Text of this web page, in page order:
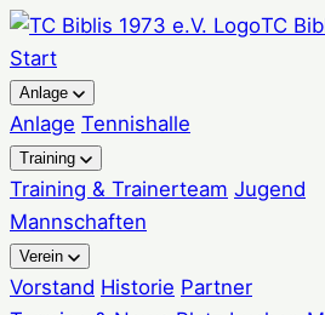
Zum
Inhalt
springen
TC
Start
Anlage
Anlage Tennishalle
Training
Training & Trainerteam Jugend
Mannschaften
Verein
Vorstand Historie Partner